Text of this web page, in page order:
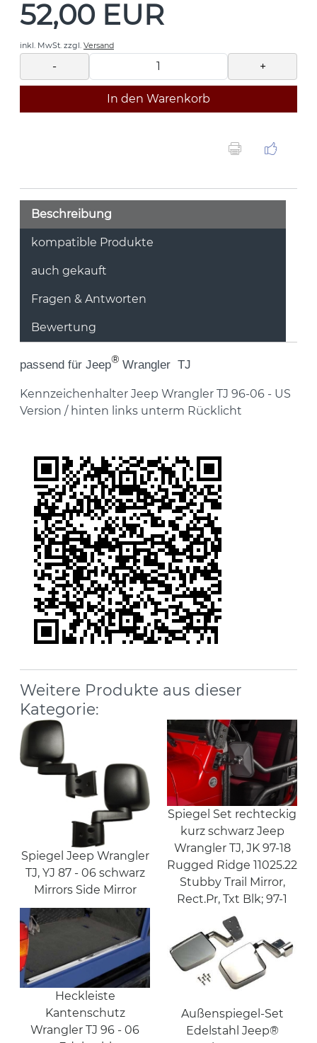
52,00 EUR
inkl. MwSt. zzgl. Versand
- +
In den Warenkorb
Beschreibung
kompatible Produkte
auch gekauft
Fragen & Antworten
Bewertung
passend für Jeep® Wrangler TJ
Kennzeichenhalter Jeep Wrangler TJ 96-06 - US
Version / hinten links unterm Rücklicht
Weitere Produkte aus dieser
Kategorie:
Spiegel Jeep Wrangler
TJ, YJ 87 - 06 schwarz
Mirrors Side Mirror
Spiegel Set rechteckig
kurz schwarz Jeep
Wrangler TJ, JK 97-18
Rugged Ridge 11025.22
Stubby Trail Mirror,
Rect.Pr, Txt Blk; 97-1
Heckleiste
Kantenschutz
Wrangler TJ 96 - 06
Außenspiegel-Set
Edelstahl Jeep®